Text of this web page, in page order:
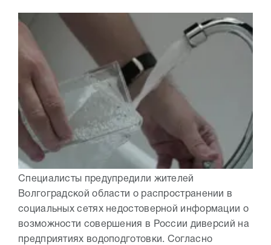
Специалисты предупредили жителей
Волгоградской области о распространении в
социальных сетях недостоверной информации о
возможности совершения в России диверсий на
предприятиях водоподготовки. Согласно